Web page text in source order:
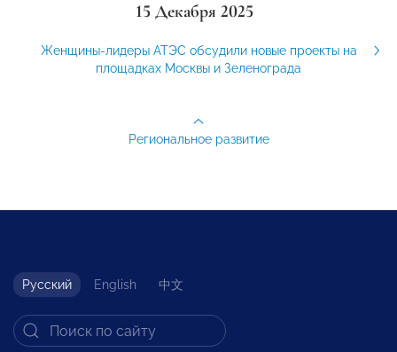
15 Декабря 2025
Женщины-лидеры АТЭС обсудили новые проекты на
площадках Москвы и Зеленограда
Региональное развитие
Русский English 中文